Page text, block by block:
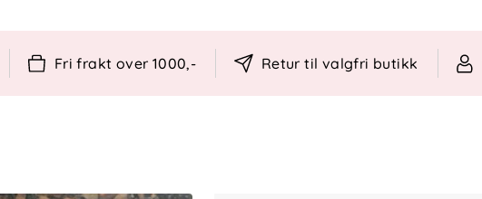
Fri frakt over 1000,- Retur til valgfri butikk